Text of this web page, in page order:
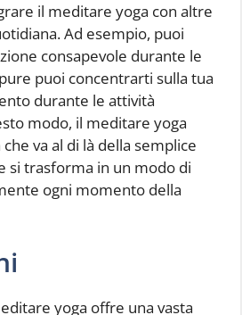
il meditare yoga con altre
Ad esempio, puoi
consapevole durante le
puoi concentrarti sulla tua
durante le attività
modo, il meditare yoga
va al di là della semplice
si trasforma in un modo di
ogni momento della
yoga offre una vasta